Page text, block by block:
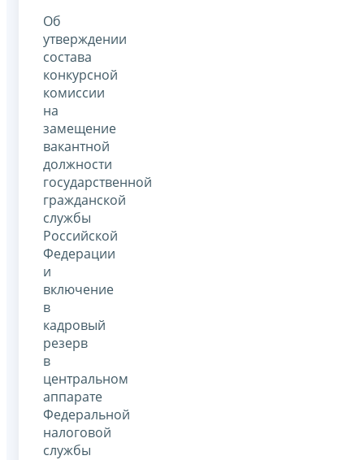
Об
утверждении
состава
конкурсной
комиссии
на
замещение
вакантной
должности
государственной
гражданской
службы
Российской
Федерации
и
включение
в
кадровый
резерв
в
центральном
аппарате
Федеральной
налоговой
службы